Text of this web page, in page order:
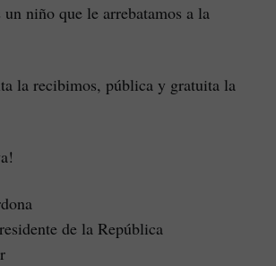
niño que le arrebatamos a la
la recibimos, pública y gratuita la
de la República